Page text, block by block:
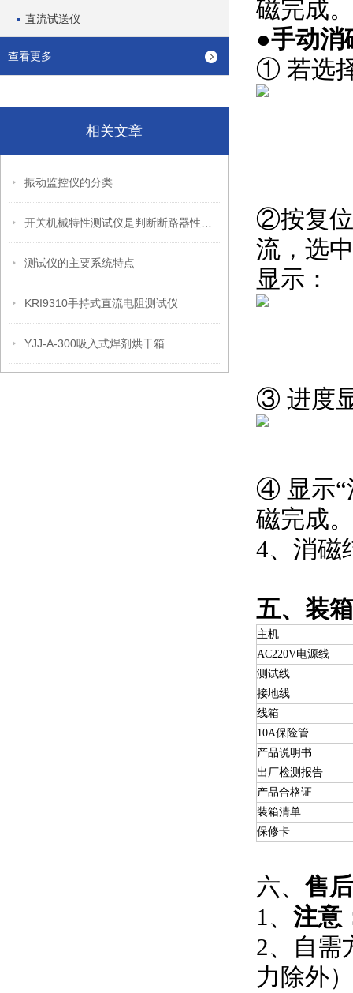
直流试送仪
查看更多
相关文章
振动监控仪的分类
测试仪的主要系统特点
KRI9310手持式直流电阻测试仪
YJJ-A-300吸入式焊剂烘干箱
磁完成
●手动消
① 若选
②按复位
流，选
显示：
③ 进度
④ 显示“
磁完成
4、消磁
五、装
主机
AC220V电源线
测试线
接地线
线箱
10A保险管
产品说明书
出厂检测报告
产品合格证
装箱清单
保修卡
六、 售
1、 注意
2、
自需
力除外）